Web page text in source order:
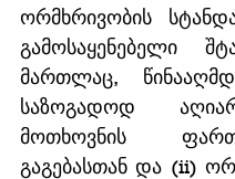
ორმხრივობის
გამოსაყენებელი
მართლაც,
საზოგადოდ
მოთხოვნის
გაგებასთან და (ii)